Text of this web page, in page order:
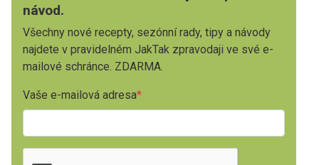
návod.
Všechny nové recepty, sezónní rady, tipy a návody
najdete v pravidelném JakTak zpravodaji ve své e-
mailové schránce. ZDARMA.
Vaše e-mailová adresa